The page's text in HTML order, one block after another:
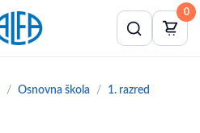
0
Osnovna škola 1. razred